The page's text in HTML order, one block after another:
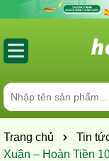
Trang chủ Tin
Xuân – Hoàn Tiền